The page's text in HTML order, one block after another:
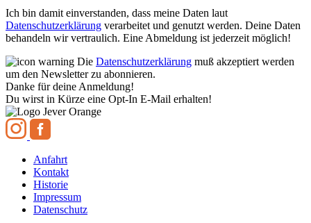
Ich bin damit einverstanden, dass meine Daten laut
Datenschutzerklärung verarbeitet und genutzt werden. Deine Daten
behandeln wir vertraulich. Eine Abmeldung ist jederzeit möglich!
Die Datenschutzerklärung muß akzeptiert werden
um den Newsletter zu abonnieren.
Danke für deine Anmeldung!
Du wirst in Kürze eine Opt-In E-Mail erhalten!
Anfahrt
Kontakt
Historie
Impressum
Datenschutz